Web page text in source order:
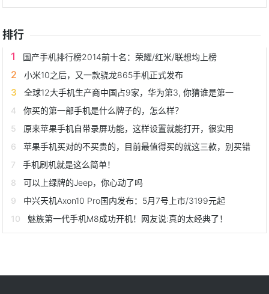
排行
国产手机排行榜2014前十名：荣耀/红米/联想均上榜
小米10之后，又一款骁龙865手机正式发布
全球12大手机生产商中国占9家，华为第3, 你猜谁是第一
你买的第一部手机是什么牌子的，怎么样？
原来苹果手机自带录屏功能，这样设置就能打开，很实用
苹果手机买对的不买贵的，目前最值得买的就这三款，别买错
手机刷机就是这么简单！
可以上绿牌的Jeep，你心动了吗
中兴天机Axon10 Pro国内发布：5月7号上市/3199元起
魅族第一代手机M8成功开机！网友说:真的太经典了！